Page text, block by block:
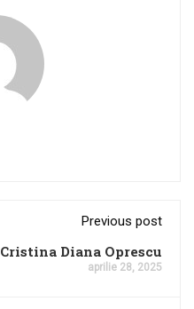
Previous post
Cristina Diana Oprescu
aprilie 28, 2025